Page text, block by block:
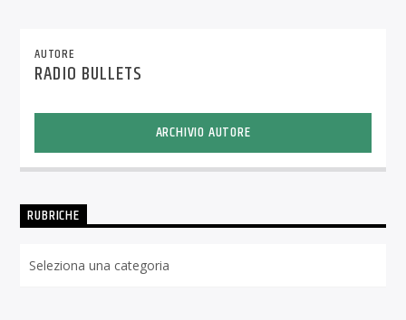
AUTORE
RADIO BULLETS
ARCHIVIO AUTORE
RUBRICHE